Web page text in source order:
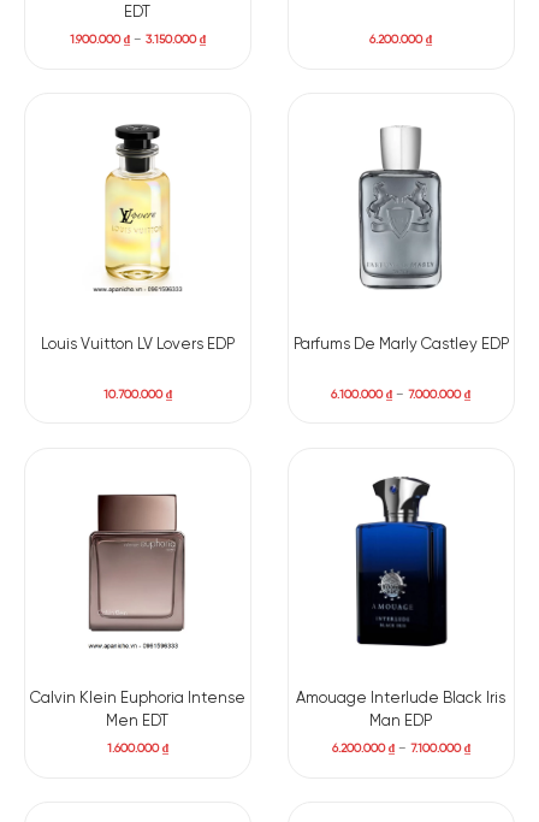
EDT
1.900.000₫– 3.150.000₫ 6.200.000₫
Louis Vuitton LV Lovers EDP
10.700.000₫
Parfums De Marly Castley EDP
6.100.000₫ –7.000.000₫
Calvin Klein Euphoria Intense
Men EDT
1.600.000₫
Amouage Interlude Black Iris
Man EDP
6.200.000₫– 7.100.000₫